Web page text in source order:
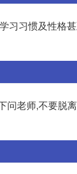
习惯及性格甚
问老师,不要脱